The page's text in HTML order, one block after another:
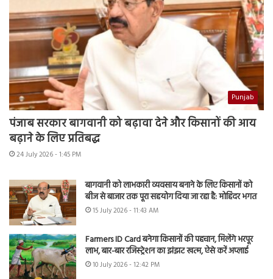
Punjab
पंजाब सरकार बागवानी को बढ़ावा देने और किसानों की आय
बढ़ाने के लिए प्रतिबद्ध
24 July 2026 - 1:45 PM
बागवानी को लाभकारी व्यवसाय बनाने के लिए किसानों को
बीज से बाजार तक पूरा सहयोग दिया जा रहा है: मोहिंदर भगत
15 July 2026 - 11:43 AM
Farmers ID Card बनेगा किसानों की पहचान, मिलेंगे भरपूर
लाभ, बार-बार रजिस्ट्रेशन का झंझट खत्म, ऐसे करें अप्लाई
10 July 2026 - 12:42 PM